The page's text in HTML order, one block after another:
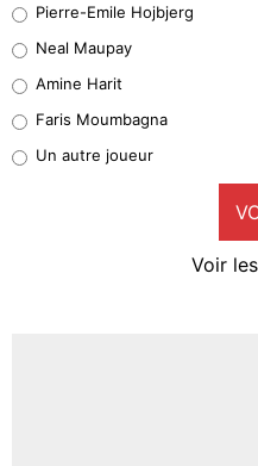
4%
1%
9%
Pierre-Emile Hojbjerg
Neal Maupay
Amine Harit
Faris Moumbagna
Un autre joueur
Voir